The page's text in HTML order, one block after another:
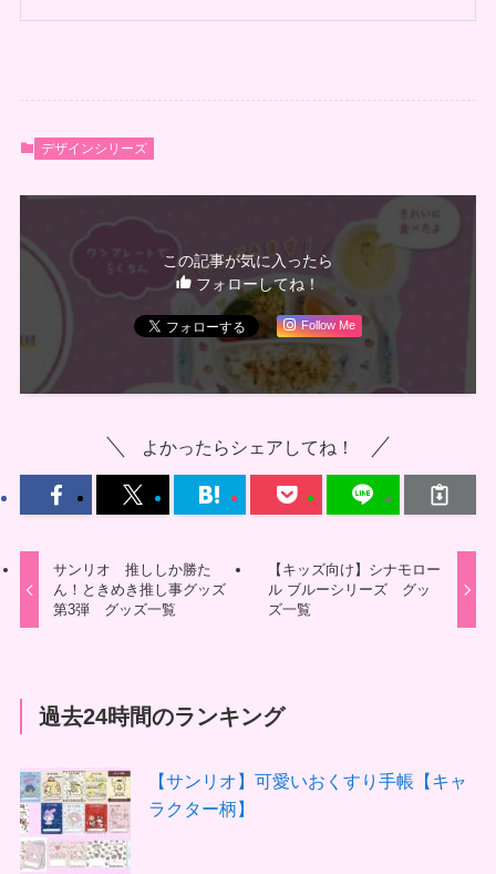
デザインシリーズ
この記事が気に入ったら
フォローしてね！
Follow Me
よかったらシェアしてね！
サンリオ 推ししか勝た
ん！ときめき推し事グッズ
第3弾 グッズ一覧
【キッズ向け】シナモロー
ル ブルーシリーズ グッ
ズ一覧
過去24時間のランキング
【サンリオ】可愛いおくすり手帳【キャ
ラクター柄】